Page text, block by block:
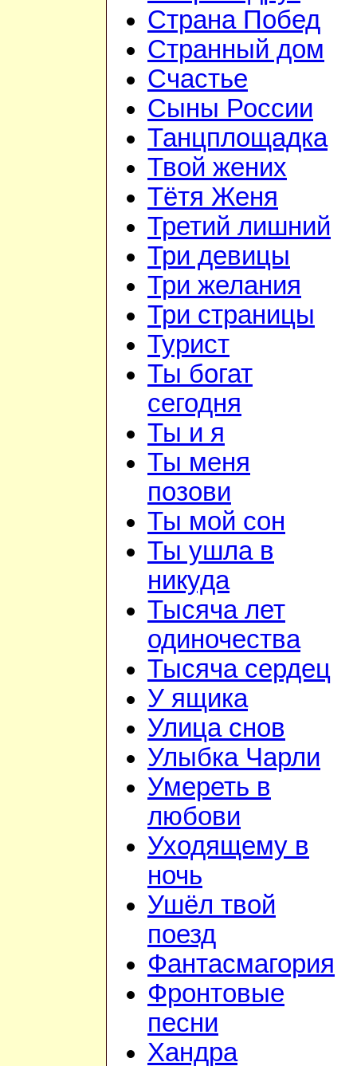
Страна Побед
Странный дом
Счастье
Сыны России
Танцплощадка
Твой жених
Тётя Женя
Третий лишний
Три девицы
Три желания
Три страницы
Турист
Ты богат
сегодня
Ты и я
Ты меня
позови
Ты мой сон
Ты ушла в
никуда
Тысяча лет
одиночества
Тысяча сердец
У ящика
Улица снов
Улыбка Чарли
Умереть в
любови
Уходящему в
ночь
Ушёл твой
поезд
Фантасмагория
Фронтовые
песни
Хандра